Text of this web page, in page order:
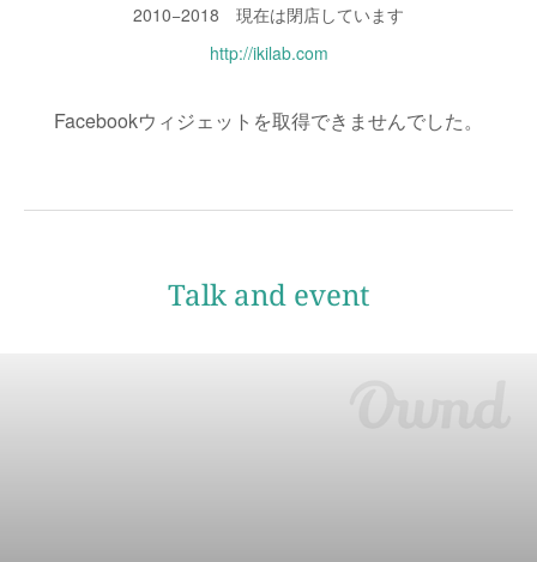
2010−2018 現在は閉店しています
http://ikilab.com
Facebookウィジェットを取得できませんでした。
Talk and event